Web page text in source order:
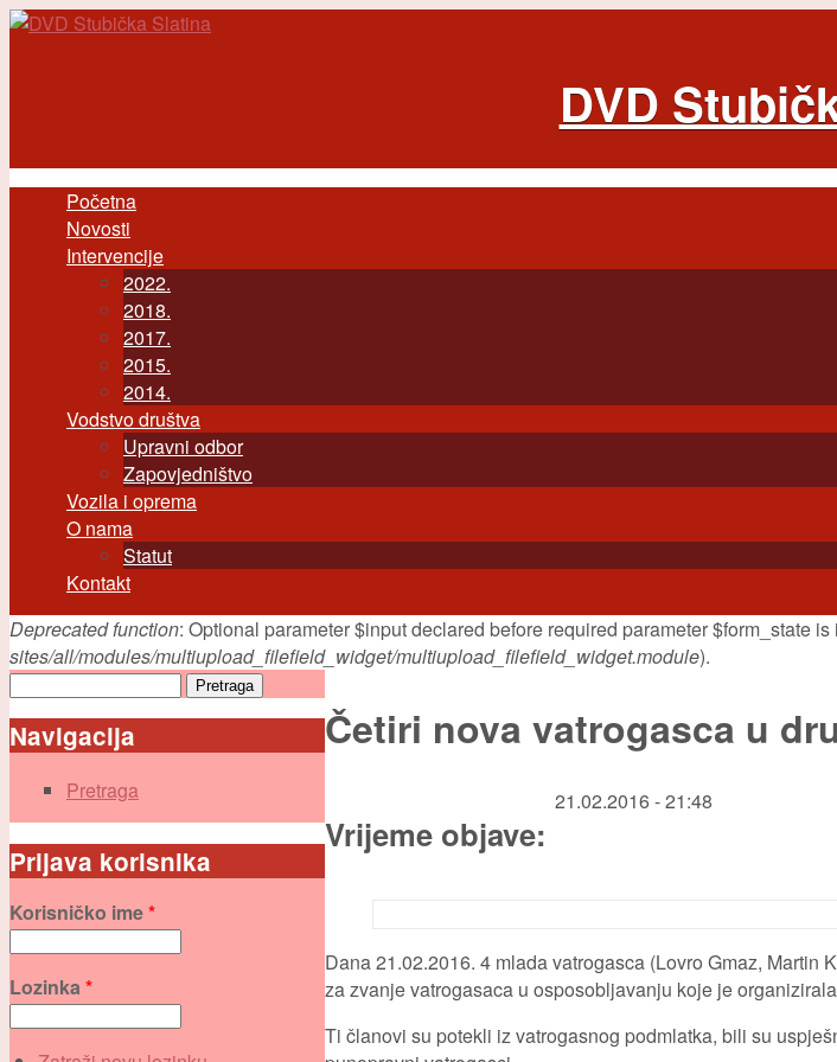
Skoči na glavni sadržaj
DVD
Main menu
Početna
Novosti
Intervencije
2022.
2018.
2017.
2015.
2014.
Vodstvo društva
Upravni odbor
Zapovjedništvo
Vozila i oprema
O nama
Statut
Kontakt
Poruka greške
Deprecated function: Optional parameter $input declared before required parameter $form_state
sites/all/modules/multiupload_filefield_widget/multiupload_filefield_widget.module).
Četiri nova vatrogasca u
Vrijeme objave:
21.02.2016 - 21:48
Dana 21.02.2016. 4 mlada vatrogasca (Lovro Gmaz,
za zvanje vatrogasaca u osposobljavanju koje je
Ti članovi su potekli iz vatrogasnog podmlatka, bili su
Obrazac pretraživanja
Pretraga
Navigacija
Pretraga
Prijava korisnika
Korisničko ime*
Lozinka*